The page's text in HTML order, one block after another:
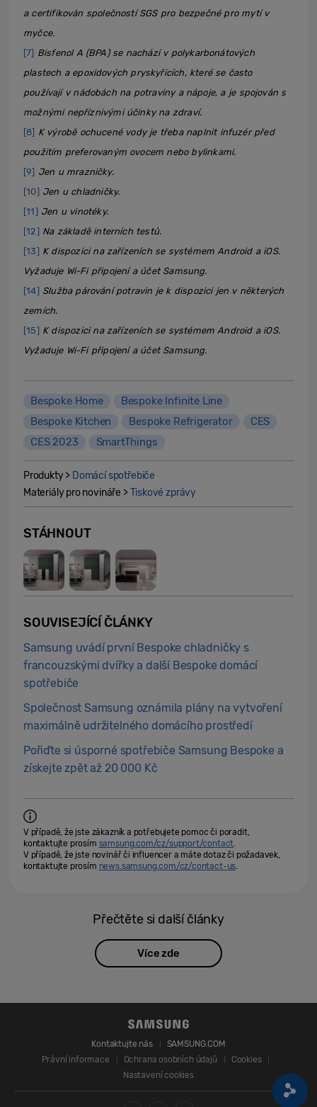
a certifikován společností SGS pro bezpečné pro mytí v
myčce.
[7] Bisfenol A (BPA) se nachází v polykarbonátových
plastech a epoxidových pryskyřicích, které se často
používají v nádobách na potraviny a nápoje, a je spojován s
možnými nepříznivými účinky na zdraví.
[8] K výrobě ochucené vody je třeba naplnit infuzér před
použitím preferovaným ovocem nebo bylinkami.
[9] Jen u mrazničky.
[10] Jen u chladničky.
[11] Jen u vinotéky.
[12] Na základě interních testů.
[13] K dispozici na zařízeních se systémem Android a iOS.
Vyžaduje Wi-Fi připojení a účet Samsung.
[14] Služba párování potravin je k dispozici jen v některých
zemích.
[15] K dispozici na zařízeních se systémem Android a iOS.
Vyžaduje Wi-Fi připojení a účet Samsung.
Bespoke Home
Bespoke Infinite Line
Bespoke Kitchen
Bespoke Refrigerator
CES
CES 2023
SmartThings
Produkty > Domácí spotřebiče
Materiály pro novináře >Tiskové zprávy
STÁHNOUT
SOUVISEJÍCÍ ČLÁNKY
Samsung uvádí první Bespoke chladničky s
francouzskými dvířky a další Bespoke domácí
spotřebiče
Společnost Samsung oznámila plány na vytvoření
maximálně udržitelného domácího prostředí
Pořiďte si úsporné spotřebiče Samsung Bespoke a
získejte zpět až 20 000 Kč
V případě, že jste zákazník a potřebujete pomoc či poradit,
kontaktujte prosím samsung.com/cz/support/contact.
V případě, že jste novinář či influencer a máte dotaz či požadavek,
kontaktujte prosím news.samsung.com/cz/contact-us.
Přečtěte si další články
Více zde
Kontaktujte nás
SAMSUNG.COM
Právní informace
Ochrana osobních údajů
Cookies
Nastavení cookies